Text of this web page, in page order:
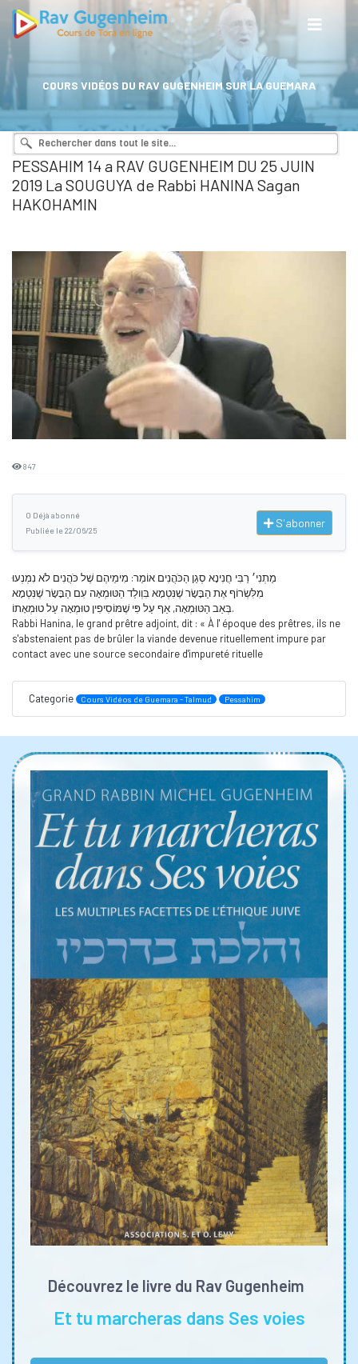
COURS VIDÉOS DU RAV GUGENHEIM SUR LA GUEMARA
PESSAHIM 14 a RAV GUGENHEIM DU 25 JUIN
2019 La SOUGUYA de Rabbi HANINA Sagan
HAKOHAMIN
847
0 Déjà abonné
Publiée le 22/06/25
S'abonner
מַתְנִי׳ רַבִּי חֲנִינָא סְגַן הַכֹּהֲנִים אוֹמֵר: מִימֵיהֶם שֶׁל כֹּהֲנִים לֹא נִמְנְעוּ
מִלִּשְׂרוֹף אֶת הַבָּשָׂר שֶׁנִּטְמָא בִּוְולַד הַטּוּמְאָה עִם הַבָּשָׂר שֶׁנִּטְמָא
בְּאַב הַטּוּמְאָה, אַף עַל פִּי שֶׁמּוֹסִיפִין טוּמְאָה עַל טוּמְאָתוֹ.
Rabbi Hanina, le grand prêtre adjoint, dit : « À l' époque des prêtres, ils ne
s'abstenaient pas de brûler la viande devenue rituellement impure par
contact avec une source secondaire d'impureté rituelle
Categorie Cours Vidéos de Guemara - Talmud Pessahim
Découvrez le livre du Rav Gugenheim
Et tu marcheras dans Ses voies